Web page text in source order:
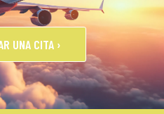
UNA CITA ›